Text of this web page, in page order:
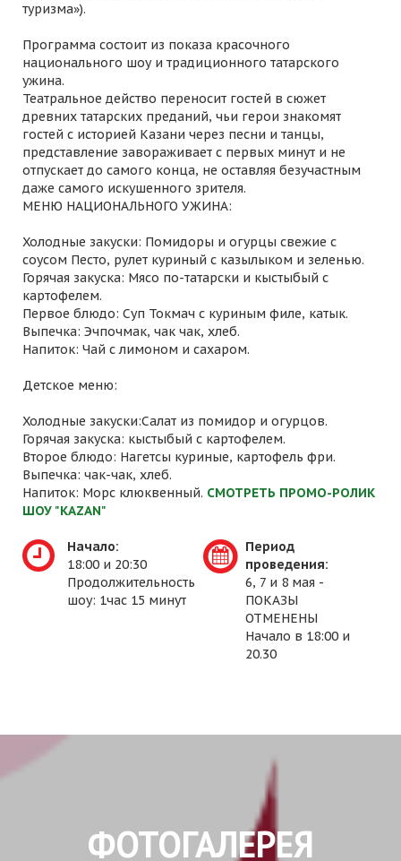
туризма»).
Программа состоит из показа красочного
национального шоу и традиционного татарского
ужина.
Театральное действо переносит гостей в сюжет
древних татарских преданий, чьи герои знакомят
гостей с историей Казани через песни и танцы,
представление завораживает с первых минут и не
отпускает до самого конца, не оставляя безучастным
даже самого искушенного зрителя.
МЕНЮ НАЦИОНАЛЬНОГО УЖИНА:
Холодные закуски: Помидоры и огурцы свежие с
соусом Песто, рулет куриный с казылыком и зеленью.
Горячая закуска: Мясо по-татарски и кыстыбый с
картофелем.
Первое блюдо: Суп Токмач с куриным филе, катык.
Выпечка: Эчпочмак, чак чак, хлеб.
Напиток: Чай с лимоном и сахаром.
Детское меню:
Холодные закуски:Салат из помидор и огурцов.
Горячая закуска: кыстыбый с картофелем.
Второе блюдо: Нагетсы куриные, картофель фри.
Выпечка: чак-чак, хлеб.
Напиток: Морс клюквенный. СМОТРЕТЬ ПРОМО-РОЛИК
ШОУ "KAZAN"
Начало:
18:00 и 20:30
Продолжительность
шоу: 1час 15 минут
Период
проведения:
6, 7 и 8 мая -
ПОКАЗЫ
ОТМЕНЕНЫ
Начало в 18:00 и
20.30
ФОТОГАЛЕРЕЯ